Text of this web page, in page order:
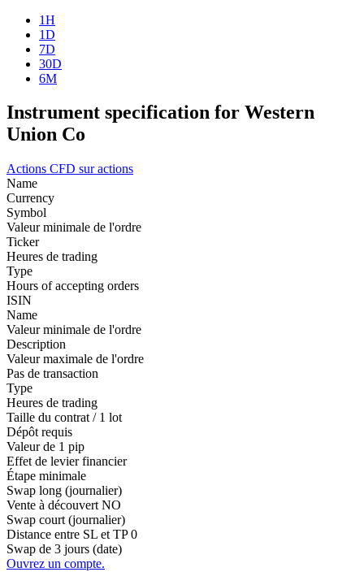
1H
1D
7D
30D
6M
Instrument specification for Western
Union Co
Actions CFD sur actions
Name
Currency
Symbol
Valeur minimale de l'ordre
Ticker
Heures de trading
Type
Hours of accepting orders
ISIN
Name
Valeur minimale de l'ordre
Description
Valeur maximale de l'ordre
Pas de transaction
Type
Heures de trading
Taille du contrat / 1 lot
Dépôt requis
Valeur de 1 pip
Effet de levier financier
Étape minimale
Swap long (journalier)
Vente à découvert NO
Swap court (journalier)
Distance entre SL et TP 0
Swap de 3 jours (date)
Ouvrez un compte.